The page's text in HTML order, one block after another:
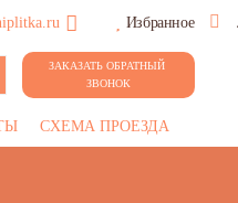
Избранное
ЗАКАЗАТЬ ОБРАТНЫЙ
ЗВОНОК
СХЕМА ПРОЕЗДА